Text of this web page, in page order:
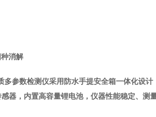
消解
多参数检测仪采用防水手提安全箱一体化设计
器，内置高容量锂电池，仪器性能稳定、测